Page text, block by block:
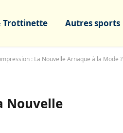
Trottinette Autres sports
: La Nouvelle Arnaque à la Mode ?
Nouvelle